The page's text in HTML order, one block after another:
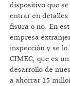
dispositivo que
entrar en detalles
fisura o no. En
empresa
inspección y se
CIMEC, que es
desarrollo de
a ahorrar 15